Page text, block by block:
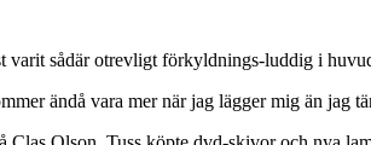
varit sådär otrevligt förkyldnings-luddig i
ändå vara mer när jag lägger mig än jag